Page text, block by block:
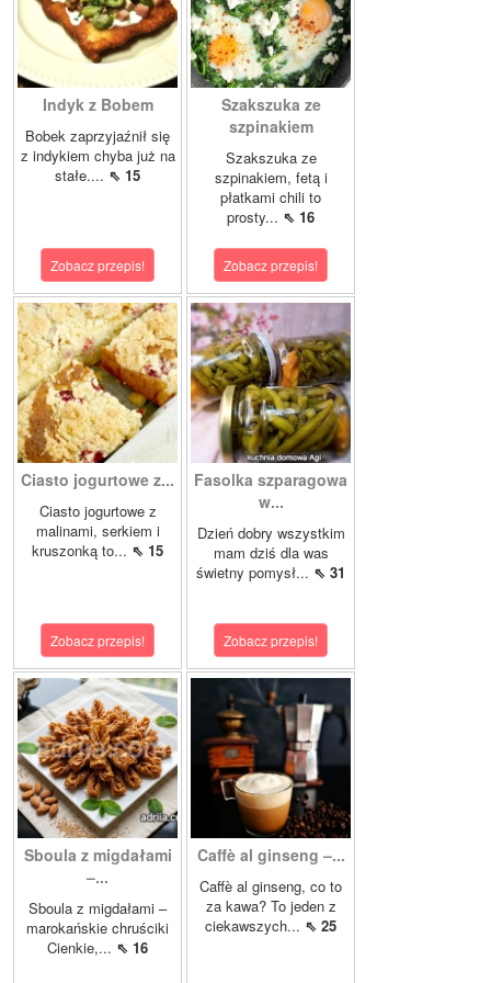
Indyk z Bobem
Bobek zaprzyjaźnił się
z indykiem chyba już na
stałe.... ⇖ 15
Zobacz przepis!
Szakszuka ze
szpinakiem
Szakszuka ze
szpinakiem, fetą i
płatkami chili to
prosty... ⇖ 16
Zobacz przepis!
Ciasto jogurtowe z...
Ciasto jogurtowe z
malinami, serkiem i
kruszonką to... ⇖ 15
Zobacz przepis!
Fasolka szparagowa
w...
Dzień dobry wszystkim
mam dziś dla was
świetny pomysł... ⇖ 31
Zobacz przepis!
Sboula z migdałami
–...
Sboula z migdałami –
marokańskie chruściki
Cienkie,... ⇖ 16
Caffè al ginseng –...
Caffè al ginseng, co to
za kawa? To jeden z
ciekawszych... ⇖ 25